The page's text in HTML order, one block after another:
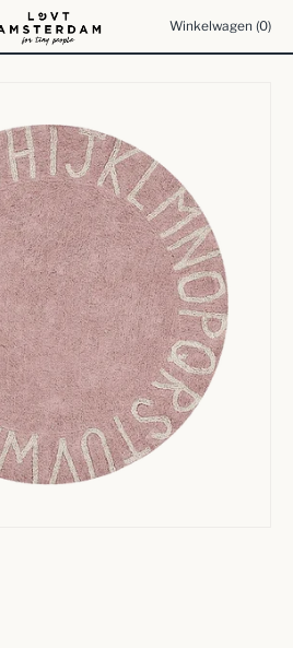
Winkelwagen (0)